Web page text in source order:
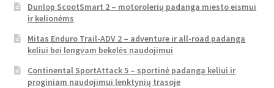
Dunlop ScootSmart 2 – motorolerių padanga miesto eismui
ir kelionėms
Mitas Enduro Trail-ADV 2 – adventure ir all-road padanga
keliui bei lengvam bekelės naudojimui
Continental SportAttack 5 – sportinė padanga keliui ir
proginiam naudojimui lenktynių trasoje